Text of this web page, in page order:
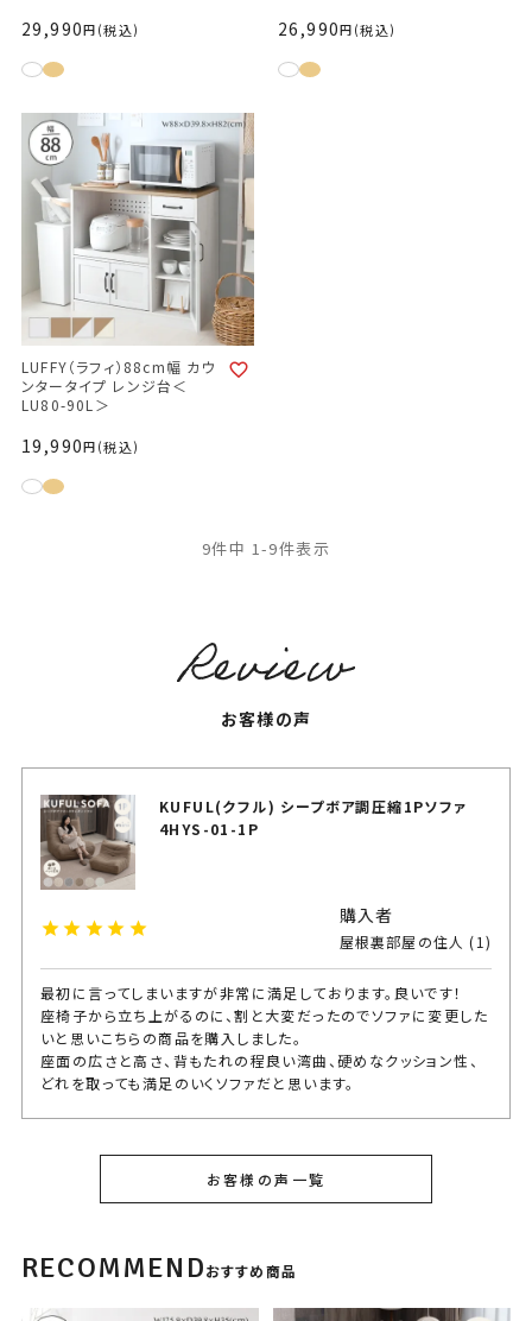
29,990 税込 26,990 税込
LUFFY（ラフィ）88cm幅 カウ
ンタータイプ レンジ台＜
LU80-90L＞
19,990 税込
9件中 1-9件表示
お客様の声
KUFUL(クフル) シープボア調圧縮1Pソファ
4HYS-01-1P
購入者
屋根裏部屋の住人 1
最初に言ってしまいますが非常に満足しております。良いです！
座椅子から立ち上がるのに、割と大変だったのでソファに変更した
いと思いこちらの商品を購入しました。
座面の広さと高さ、背もたれの程良い湾曲、硬めなクッション性、
どれを取っても満足のいくソファだと思います。
ファ 4HYS-01-CN
お客様の声一覧
RECOMMENDおすすめ商品